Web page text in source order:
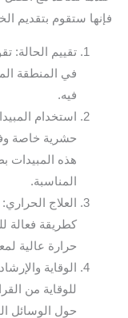
فإنها ستقوم بتقديم
تقييم الحالة:
في المنطقة
فيه.
استخدام
حشرية خاصة
هذه المبيدات
المناسبة.
العلاج
كطريقة فعالة
حرارة عالية
الوقاية
للوقاية من
حول الوسائل